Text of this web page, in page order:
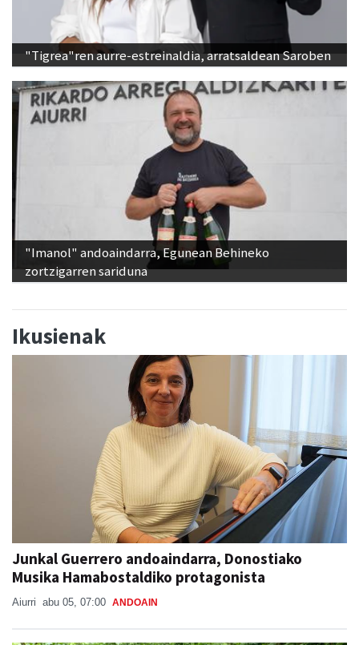
"Tigrea"ren aurre-estreinaldia, arratsaldean Saroben
"Imanol" andoaindarra, Egunean Behineko
zortzigarren sariduna
Ikusienak
Junkal Guerrero andoaindarra, Donostiako
Musika Hamabostaldiko protagonista
Aiurri abu 05, 07:00 ANDOAIN